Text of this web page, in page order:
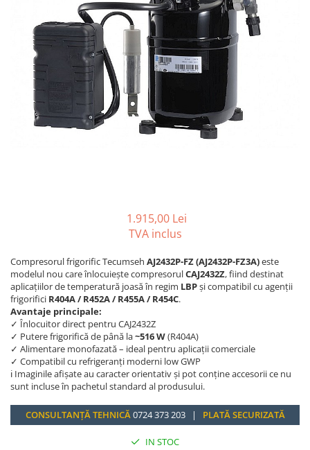
REZISTENTE DIGIVRARE
REZISTENTE SILICONICE
Uleiuri
Ventilatoare
Ventilatoare EbmPapst
Ventilatoare WEIGUANG
Ventilatoare turbina
Compresoare Cubigel R134a
Compresoare Cubigel R404a
Compresoare Jiaxipera
VAPORIZATOARE LU-VE
1.915,00 Lei
TVA inclus
Compresorul frigorific Tecumseh AJ2432P-FZ (AJ2432P-FZ3A)este
modelul nou care înlocuiește compresorulCAJ2432Z, fiind destinat
aplicațiilor de temperatură joasă în regim LBPși compatibil cu agenții
frigorifici R404A / R452A / R455A / R454C.
Avantaje principale:
✓ Înlocuitor direct pentru CAJ2432Z
✓ Putere frigorifică de până la~516 W(R404A)
✓ Alimentare monofazată – ideal pentru aplicații comerciale
✓ Compatibil cu refrigeranți moderni low GWP
ℹ️ Imaginile afișate au caracter orientativ și pot conține accesorii ce nu
sunt incluse în pachetul standard al produsului.
CONSULTANȚĂ TEHNICĂ0724 373 203 | PLATĂ SECURIZATĂ
IN STOC